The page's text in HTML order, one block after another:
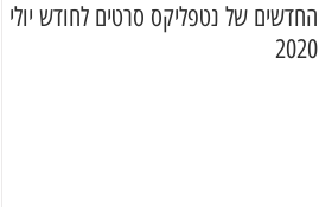
החדשים של נטפליקס סרטים לחודש יולי
2020